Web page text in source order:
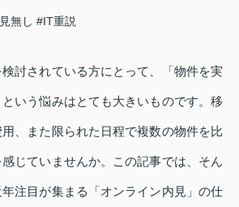
無し #IT重説
討されている方にとって、「物件を実
いう悩みはとても大きいものです。移
、また限られた日程で複数の物件を比
じていませんか。この記事では、そん
注目が集まる「オンライン内見」の仕